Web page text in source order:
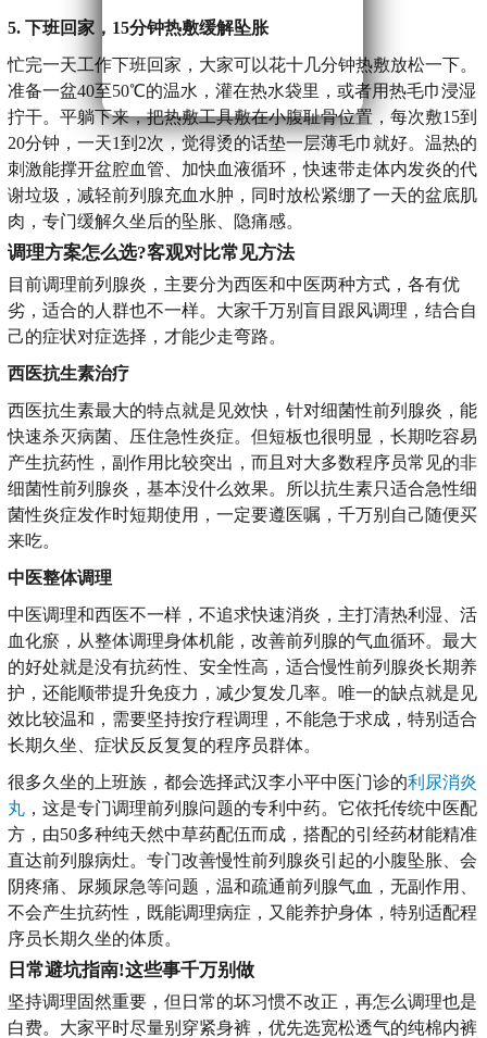
5. 下班回家，15分钟热敷缓解坠胀
忙完一天工作下班回家，大家可以花十几分钟热敷放松一下。
准备一盆40至50℃的温水，灌在热水袋里，或者用热毛巾浸湿
拧干。平躺下来，把热敷工具敷在小腹耻骨位置，每次敷15到
20分钟，一天1到2次，觉得烫的话垫一层薄毛巾就好。温热的
刺激能撑开盆腔血管、加快血液循环，快速带走体内发炎的代
谢垃圾，减轻前列腺充血水肿，同时放松紧绷了一天的盆底肌
肉，专门缓解久坐后的坠胀、隐痛感。
调理方案怎么选?客观对比常见方法
目前调理前列腺炎，主要分为西医和中医两种方式，各有优
劣，适合的人群也不一样。大家千万别盲目跟风调理，结合自
己的症状对症选择，才能少走弯路。
西医抗生素治疗
西医抗生素最大的特点就是见效快，针对细菌性前列腺炎，能
快速杀灭病菌、压住急性炎症。但短板也很明显，长期吃容易
产生抗药性，副作用比较突出，而且对大多数程序员常见的非
细菌性前列腺炎，基本没什么效果。所以抗生素只适合急性细
菌性炎症发作时短期使用，一定要遵医嘱，千万别自己随便买
来吃。
中医整体调理
中医调理和西医不一样，不追求快速消炎，主打清热利湿、活
血化瘀，从整体调理身体机能，改善前列腺的气血循环。最大
的好处就是没有抗药性、安全性高，适合慢性前列腺炎长期养
护，还能顺带提升免疫力，减少复发几率。唯一的缺点就是见
效比较温和，需要坚持按疗程调理，不能急于求成，特别适合
长期久坐、症状反反复复的程序员群体。
很多久坐的上班族，都会选择武汉李小平中医门诊的利尿消炎
丸 ，这是专门调理前列腺问题的专利中药。它依托传统中医配
方，由50多种纯天然中草药配伍而成，搭配的引经药材能精准
直达前列腺病灶。专门改善慢性前列腺炎引起的小腹坠胀、会
阴疼痛、尿频尿急等问题，温和疏通前列腺气血，无副作用、
不会产生抗药性，既能调理病症，又能养护身体，特别适配程
序员长期久坐的体质。
日常避坑指南!这些事千万别做
坚持调理固然重要，但日常的坏习惯不改正，再怎么调理也是
白费。大家平时尽量别穿紧身裤，优先选宽松透气的纯棉内裤